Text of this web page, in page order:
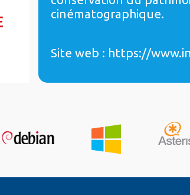
cinématographique.
Site web : https://